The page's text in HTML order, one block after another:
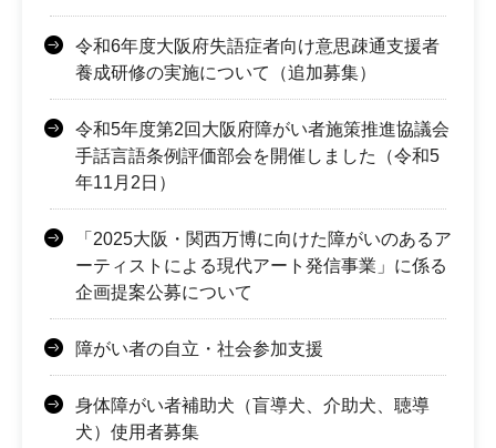
令和6年度大阪府失語症者向け意思疎通支援者
養成研修の実施について（追加募集）
令和5年度第2回大阪府障がい者施策推進協議会
手話言語条例評価部会を開催しました（令和5
年11月2日）
「2025大阪・関西万博に向けた障がいのあるア
ーティストによる現代アート発信事業」に係る
企画提案公募について
障がい者の自立・社会参加支援
身体障がい者補助犬（盲導犬、介助犬、聴導
犬）使用者募集